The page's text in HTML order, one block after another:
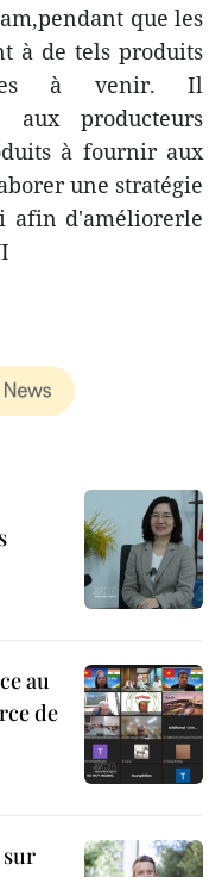
que les
à de tels produits
à venir. Il
aux producteurs
à fournir aux
une stratégie
afin d'améliorerle
au
de